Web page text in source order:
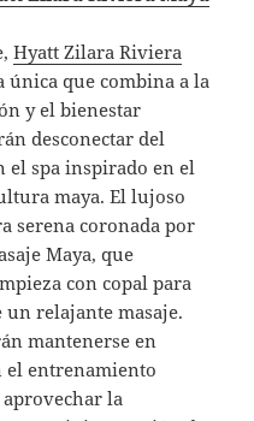
Hyatt Zilara Riviera
que combina a la
y el bienestar
desconectar del
el spa inspirado en el
maya. El lujoso
serena coronada por
Maya, que
con copal para
relajante masaje.
mantenerse en
el entrenamiento
la